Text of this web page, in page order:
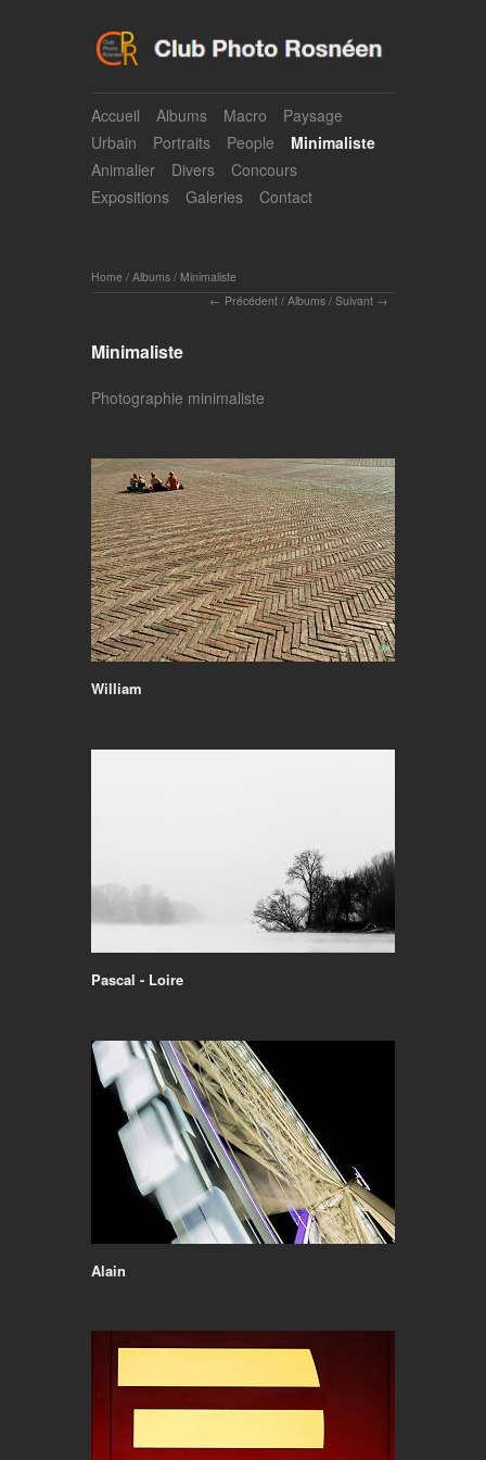
Accueil Albums Macro
Paysage
Urbain
Portraits People
Minimaliste
Animalier
Divers
Concours
Expositions
Galeries Contact
Home / Albums / Minimaliste
Précédent / Albums / Suivant
Minimaliste
Photographie minimaliste
William
Pascal - Loire
Alain